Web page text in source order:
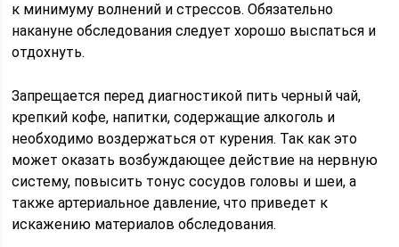
к минимуму волнений и стрессов. Обязательно
накануне обследования следует хорошо выспаться и
отдохнуть.
Запрещается перед диагностикой пить черный чай,
крепкий кофе, напитки, содержащие алкоголь и
необходимо воздержаться от курения. Так как это
может оказать возбуждающее действие на нервную
систему, повысить тонус сосудов головы и шеи, а
также артериальное давление, что приведет к
искажению материалов обследования.